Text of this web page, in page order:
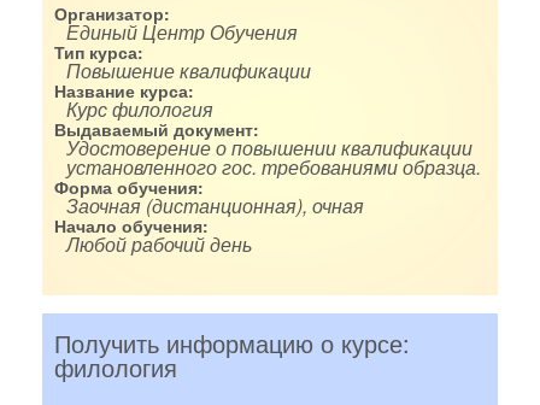
Организатор:
Единый Центр Обучения
Тип курса:
Повышение квалификации
Название курса:
Курс филология
Выдаваемый документ:
Удостоверение о повышении квалификации
установленного гос. требованиями образца.
Форма обучения:
Заочная (дистанционная), очная
Начало обучения:
Любой рабочий день
Получить информацию о курсе:
филология